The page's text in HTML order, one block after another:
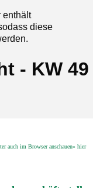
enthält
diese
- KW 49
auch im Browser anschauen» hier